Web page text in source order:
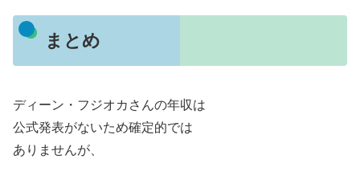
まとめ
ディーン・フジオカさんの年収は
公式発表がないため確定的では
ありませんが、